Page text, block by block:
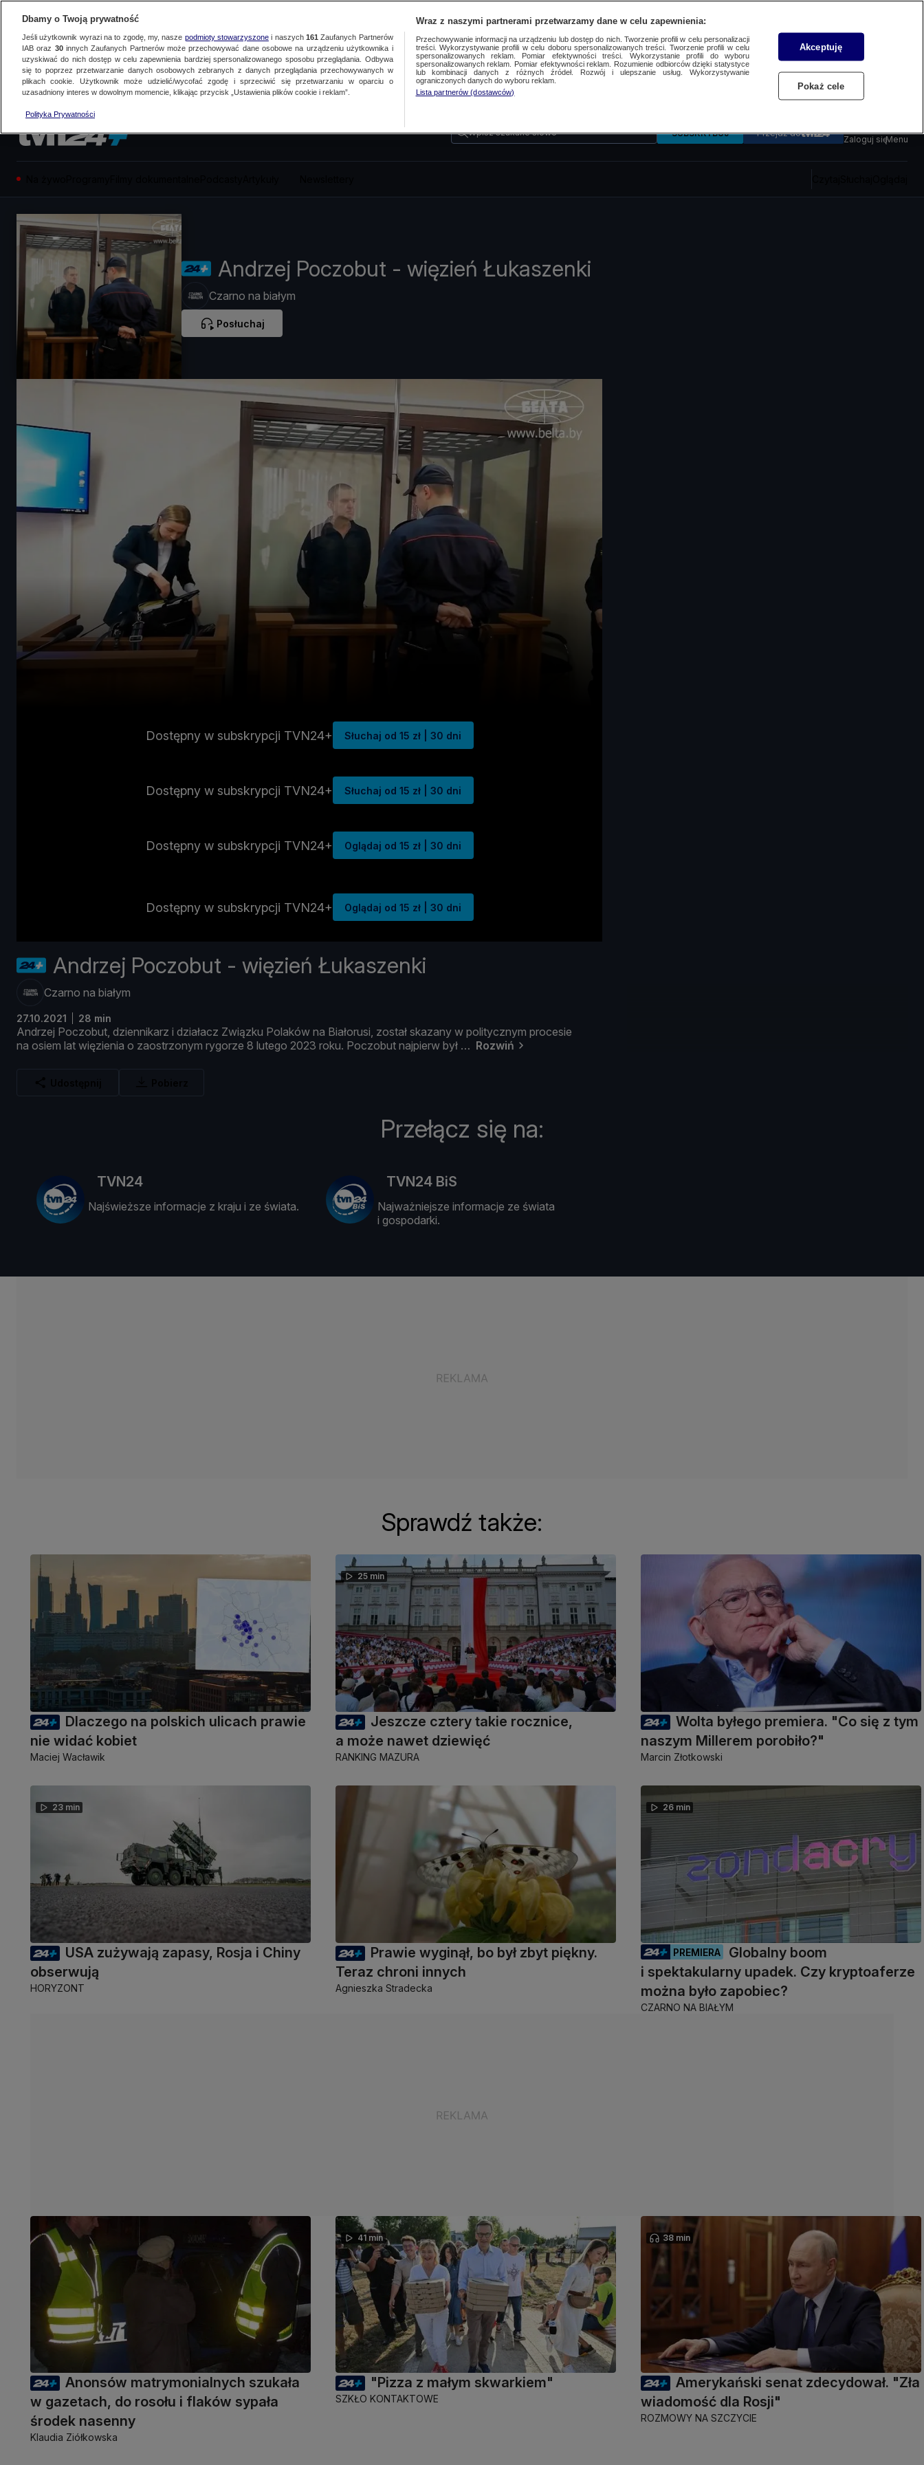
Wpisz szukane słowo SUBSKRYBUJ Przejdź do
Zaloguj sięMenu
Andrzej Poczobut - więzień Łukaszenki
Czarno na białym
Posłuchaj
Dostępny w subskrypcji TVN24+ Słuchaj od 15 zł | 30 dni
Dostępny w subskrypcji TVN24+ Słuchaj od 15 zł | 30 dni
Dostępny w subskrypcji TVN24+ Oglądaj od 15 zł | 30 dni
Dostępny w subskrypcji TVN24+ Oglądaj od 15 zł | 30 dni
Andrzej Poczobut - więzień Łukaszenki
Czarno na białym
27.10.2021 28 min
Andrzej Poczobut, dziennikarz i działacz Związku Polaków na Białorusi, został skazany w politycznym procesie
na osiem lat więzienia o zaostrzonym rygorze 8 lutego 2023 roku. Poczobut najpierw był Rozwiń
Przełącz się na:
TVN24
Najświeższe informacje z kraju i ze świata.
TVN24 BiS
Najważniejsze informacje ze świata
i gospodarki.
Sprawdź także:
Dlaczego na polskich ulicach prawie
nie widać kobiet
Maciej Wacławik
25 min
Jeszcze cztery takie rocznice,
a może nawet dziewięć
RANKING MAZURA
Wolta byłego premiera. "Co się z tym
naszym Millerem porobiło?"
Marcin Złotkowski
23 min
USA zużywają zapasy, Rosja i Chiny
obserwują
HORYZONT
Prawie wyginął, bo był zbyt piękny.
Teraz chroni innych
Agnieszka Stradecka
26 min
PREMIERA
Globalny boom
i spektakularny upadek. Czy kryptoaferze
można było zapobiec?
CZARNO NA BIAŁYM
Anonsów matrymonialnych szukała
w gazetach, do rosołu i flaków sypała
środek nasenny
Klaudia Ziółkowska
41 min
"Pizza z małym skwarkiem"
SZKŁO KONTAKTOWE
38 min
Amerykański senat zdecydował. "Zła
wiadomość dla Rosji"
ROZMOWY NA SZCZYCIE
Dbamy o Twoją prywatność
Jeśli użytkownik wyrazi na to zgodę, my, nasze podmioty stowarzyszonei naszych 161 Zaufanych Partnerów
IAB oraz 30innych Zaufanych Partnerów może przechowywać dane osobowe na urządzeniu użytkownika i
uzyskiwać do nich dostęp w celu zapewnienia bardziej spersonalizowanego sposobu przeglądania. Odbywa
się to poprzez przetwarzanie danych osobowych zebranych z danych przeglądania przechowywanych w
plikach cookie. Użytkownik może udzielić/wycofać zgodę i sprzeciwić się przetwarzaniu w oparciu o
uzasadniony interes w dowolnym momencie, klikając przycisk „Ustawienia plików cookie i reklam”.
Polityka Prywatności
Wraz z naszymi partnerami przetwarzamy dane w celu zapewnienia:
Przechowywanie informacji na urządzeniu lub dostęp do nich. Tworzenie profili w celu personalizacji
treści. Wykorzystywanie profili w celu doboru spersonalizowanych treści. Tworzenie profili w celu
spersonalizowanych reklam. Pomiar efektywności treści. Wykorzystanie profili do wyboru
spersonalizowanych reklam. Pomiar efektywności reklam. Rozumienie odbiorców dzięki statystyce
lub kombinacji danych z różnych źródeł. Rozwój i ulepszanie usług. Wykorzystywanie
ograniczonych danych do wyboru reklam.
Lista partnerów (dostawców)
Akceptuję
Pokaż cele